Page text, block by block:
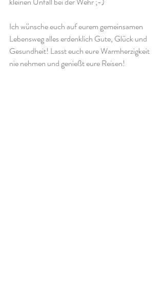
Ich wünsche euch auf eurem gemeinsamen
Lebensweg alles erdenklich Gute, Glück und
Gesundheit! Lasst euch eure Warmherzigkeit
nie nehmen und genießt eure Reisen!